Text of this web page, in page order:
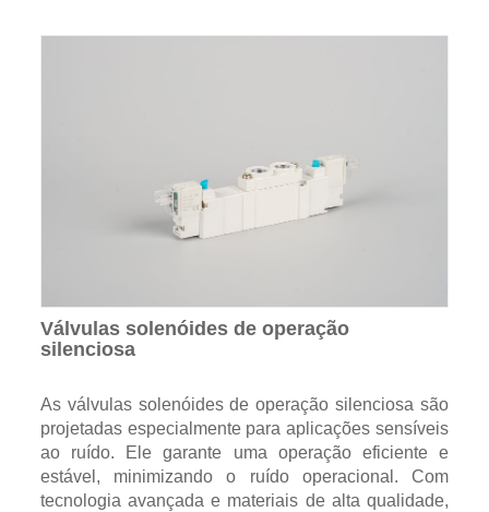
Válvulas solenóides de operação
silenciosa
As válvulas solenóides de operação silenciosa são
projetadas especialmente para aplicações sensíveis
ao ruído. Ele garante uma operação eficiente e
estável, minimizando o ruído operacional. Com
tecnologia avançada e materiais de alta qualidade,